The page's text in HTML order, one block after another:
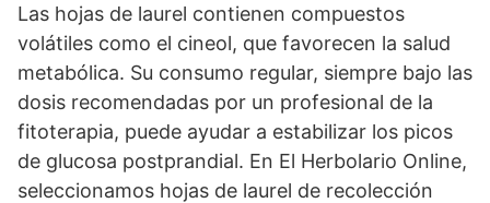
Las hojas de laurel contienen compuestos
volátiles como el cineol, que favorecen la salud
metabólica. Su consumo regular, siempre bajo las
dosis recomendadas por un profesional de la
fitoterapia, puede ayudar a estabilizar los picos
de glucosa postprandial. En El Herbolario Online,
seleccionamos hojas de laurel de recolección